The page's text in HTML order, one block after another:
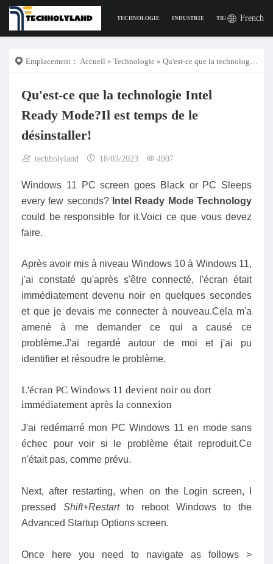
TECHNOLOGIE INDUSTRIE TRAVAIL LA
French
Emplacement： Accueil » Technologie » Qu'est-ce que la technologie Intel Ready Mode?Il est temps de le désinstaller!
Qu'est-ce que la technologie Intel
Ready Mode?Il est temps de le
désinstaller!
techholyland 18/03/2023 4907
Windows 11 PC screen goes Black or PC Sleeps
every few seconds? Intel Ready Mode Technology
could be responsible for it.Voici ce que vous devez
faire.
Après avoir mis à niveau Windows 10 à Windows 11,
j'ai constaté qu'après s'être connecté, l'écran était
immédiatement devenu noir en quelques secondes
et que je devais me connecter à nouveau.Cela m'a
amené à me demander ce qui a causé ce
problème.J'ai regardé autour de moi et j'ai pu
identifier et résoudre le problème.
L'écran PC Windows 11 devient noir ou dort
immédiatement après la connexion
J'ai redémarré mon PC Windows 11 en mode sans
échec pour voir si le problème était reproduit.Ce
n'était pas, comme prévu.
Next, after restarting, when on the Login screen, I
pressed Shift+Restartto reboot Windows to the
Advanced Startup Options screen.
Once here you need to navigate as follows >